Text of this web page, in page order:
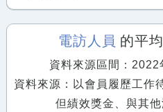
電訪人員 的平
資料來源區間：2022
資料來源：以會員履歷工作
但績效獎金、與其